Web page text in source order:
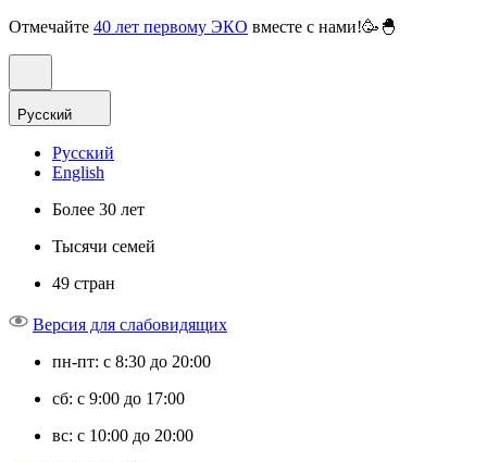
Отмечайте 40 лет первому ЭКО вместе с нами!🥳🐣
Русский
Русский
English
Более 30 лет
Тысячи семей
49 стран
Версия для слабовидящих
пн-пт: с 8:30 до 20:00
сб: с 9:00 до 17:00
вс: с 10:00 до 20:00